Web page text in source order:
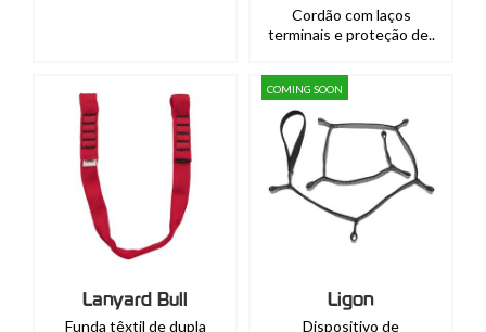
Cordão com laços
terminais e proteção de..
Lanyard Bull
Funda têxtil de dupla
COMING SOON
Ligon
Dispositivo de